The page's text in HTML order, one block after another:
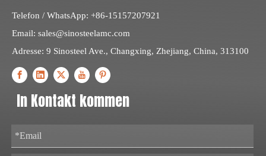
Telefon / WhatsApp: +86-15157207921
Email: sales@sinosteelamc.com
Adresse: 9 Sinosteel Ave., Changxing, Zhejiang, China, 313100
In Kontakt kommen